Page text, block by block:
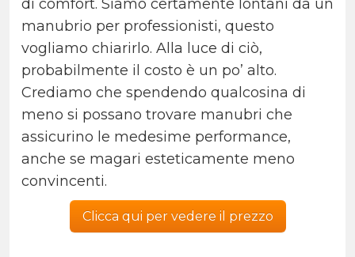
di comfort. Siamo certamente lontani da un
manubrio per professionisti, questo
vogliamo chiarirlo. Alla luce di ciò,
probabilmente il costo è un po’ alto.
Crediamo che spendendo qualcosina di
meno si possano trovare manubri che
assicurino le medesime performance,
anche se magari esteticamente meno
convincenti.
Clicca qui per vedere il prezzo